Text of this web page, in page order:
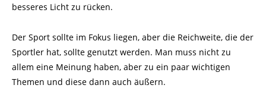
besseres Licht zu rücken.
Der Sport sollte im Fokus liegen, aber die Reichweite, die der
Sportler hat, sollte genutzt werden. Man muss nicht zu
allem eine Meinung haben, aber zu ein paar wichtigen
Themen und diese dann auch äußern.